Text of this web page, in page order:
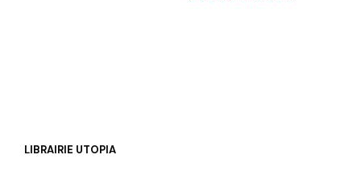
LIBRAIRIE UTOPIA